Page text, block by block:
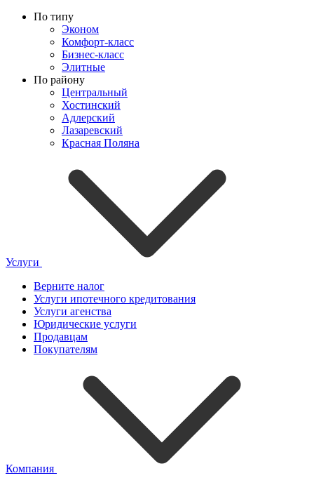
По типу
Эконом
Комфорт-класс
Бизнес-класс
Элитные
По району
Центральный
Хостинский
Адлерский
Лазаревский
Красная Поляна
Услуги
Верните налог
Услуги ипотечного кредитования
Услуги агенства
Юридические услуги
Продавцам
Покупателям
Компания